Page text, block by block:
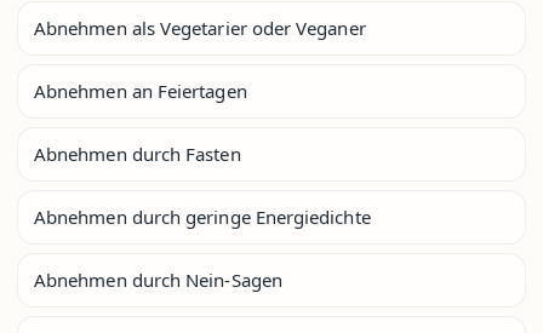
Abnehmen als Vegetarier oder Veganer
Abnehmen an Feiertagen
Abnehmen durch Fasten
Abnehmen durch geringe Energiedichte
Abnehmen durch Nein-Sagen